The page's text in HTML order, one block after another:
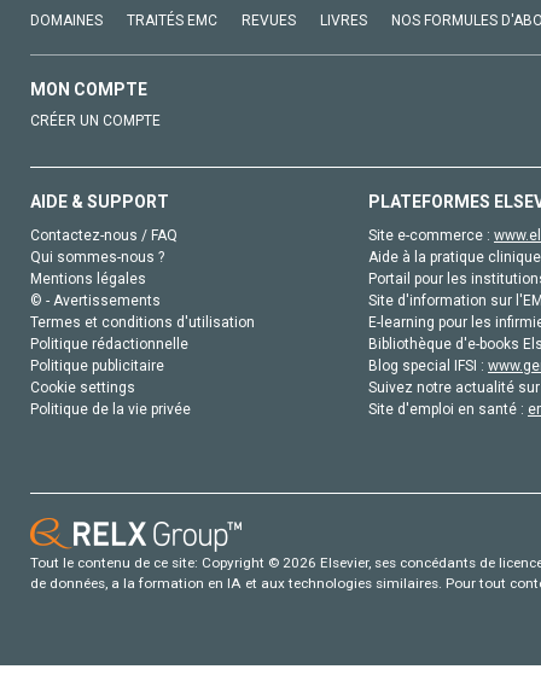
DOMAINES TRAITÉS EMC REVUES LIVRES NOS FORMULES
MON COMPTE
CRÉER UN COMPTE
AIDE & SUPPORT
Contactez-nous / FAQ
Qui sommes-nous ?
Mentions légales
© - Avertissements
Termes et conditions d'utilisation
Politique rédactionnelle
Politique publicitaire
Cookie settings
Politique de la vie privée
PLATEFORMES
Site e-commerce :
Aide à la pratique
Portail pour les
Site d'information sur
E-learning pour les
Bibliothèque d'e-books
Blog special IFSI :
Suivez notre actualité
Site d'emploi en santé :
Tout le contenu de ce site: Copyright © 2026 Elsevier, ses concédants de
de données, a la formation en IA et aux technologies similaires. Pour tout